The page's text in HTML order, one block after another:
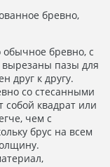
бревно,
бревно, с
вырезаны пазы для
друг к другу.
со стесанными
собой квадрат или
чем с
брус на всем